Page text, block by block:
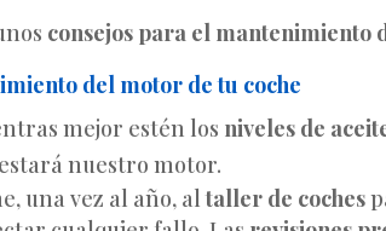
consejos para el mantenimiento
del motor de tu coche
mejor estén los niveles de
nuestro motor.
una vez al año, altaller de coches